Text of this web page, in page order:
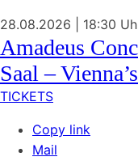
28.08.2026 | 18:30
Amadeus
Saal –
TICKETS
Copy link
Mail